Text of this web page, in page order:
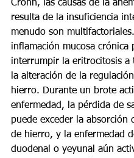
Crohn, las causas de la
resulta de la insuficiencia
menudo son
inflamación mucosa crónica
interrumpir la eritrocitosis a
la alteración de la
hierro. Durante un brote
enfermedad, la pérdida de
puede exceder la absorción
de hierro, y la enfermedad
duodenal o yeyunal aún